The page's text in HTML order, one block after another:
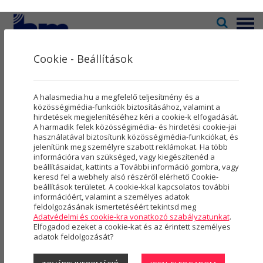
Menü
Televízió
Kultúra
Rovatok
Újság
Városmarketing
Szolgáltatások
Rólunk
Hasznos
Galéria
2025(254 DB) 2024(363 DB) 2023(454 DB)
2022(613 DB) 2021 (492 DB) 2020 (497 DB)
2019(763 DB) 2018(589 DB) 2017(411 DB)
2016(225 DB) 2015(21 DB) 2014(277 DB)
Cookie - Beállítások
A halasmedia.hu a megfelelő teljesítmény és a
közösségimédia-funkciók biztosításához, valamint a
hirdetések megjelenítéséhez kéri a cookie-k elfogadását.
A harmadik felek közösségimédia- és hirdetési cookie-jai
használatával biztosítunk közösségimédia-funkciókat, és
jelenítünk meg személyre szabott reklámokat. Ha több
információra van szükséged, vagy kiegészítenéd a
beállításaidat, kattints a További információ gombra, vagy
keresd fel a webhely alsó részéről elérhető Cookie-
beállítások területet. A cookie-kkal kapcsolatos további
információért, valamint a személyes adatok
feldolgozásának ismertetéséért tekintsd meg
Adatvédelmi és cookie-kra vonatkozó szabályzatunkat.
Elfogadod ezeket a cookie-kat és az érintett személyes
adatok feldolgozását?